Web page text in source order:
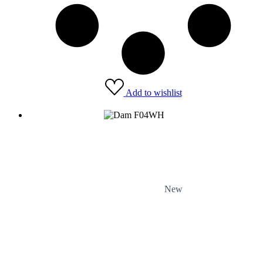
Add to wishlist
New